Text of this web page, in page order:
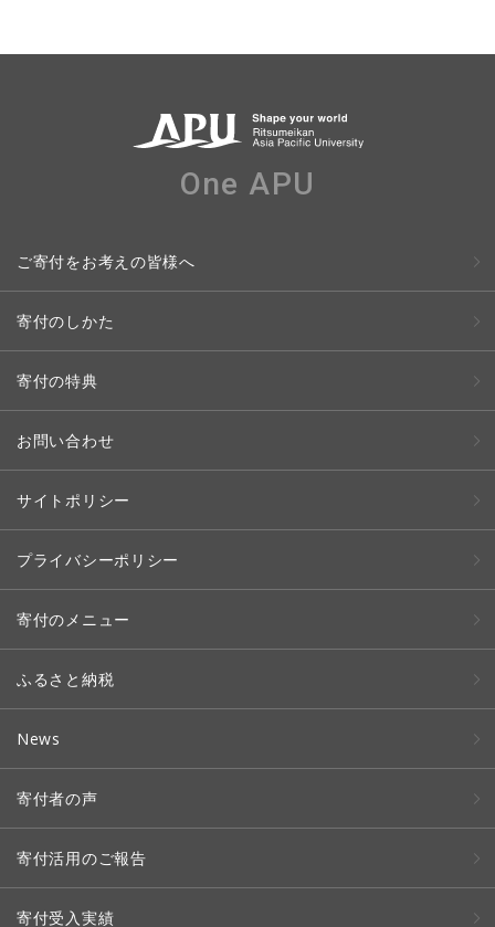
One APU
ご寄付をお考えの皆様へ
寄付のしかた
寄付の特典
お問い合わせ
サイトポリシー
プライバシーポリシー
寄付のメニュー
ふるさと納税
News
寄付者の声
寄付活用のご報告
寄付受入実績